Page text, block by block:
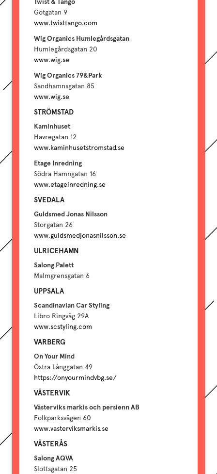
Twist & Tango
Götgatan 9
www.twisttango.com
Wig Organics Humlegårdsgatan
Humlegårdsgatan 20
www.wig.se
Wig Organics 79&Park
Sandhamnsgatan 85
www.wig.se
STRÖMSTAD
Kaminhuset
Havregatan 12
www.kaminhusetstromstad.se
Etage Inredning
Södra Hamngatan 16
www.etageinredning.se
SVEDALA
Guldsmed Jonas Nilsson
Storgatan 26
www.guldsmedjonasnilsson.se
ULRICEHAMN
Salong Palett
Malmgrensgatan 6
UPPSALA
Scandinavian Car Styling
Libro Ringväg 29A
www.scstyling.com
VARBERG
On Your Mind
Östra Långgatan 49
https://onyourmindvbg.se/
VÄSTERVIK
Västerviks markis och persienn AB
Folkparksvägen 60
www.vasterviksmarkis.se
VÄSTERÅS
Salong AQVA
Slottsgatan 25